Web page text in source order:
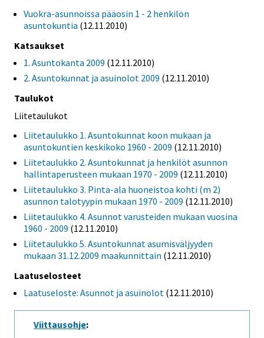
Vuokra-asunnoissa pääosin 1 - 2 henkilön
asuntokuntia (12.11.2010)
Katsaukset
1. Asuntokanta 2009 (12.11.2010)
2. Asuntokunnat ja asuinolot 2009 (12.11.2010)
Taulukot
Liitetaulukot
Liitetaulukko 1. Asuntokunnat koon mukaan ja
asuntokuntien keskikoko 1960 - 2009 (12.11.2010)
Liitetaulukko 2. Asuntokunnat ja henkilöt asunnon
hallintaperusteen mukaan 1970 - 2009 (12.11.2010)
Liitetaulukko 3. Pinta-ala huoneistoa kohti (m 2)
asunnon talotyypin mukaan 1970 - 2009 (12.11.2010)
Liitetaulukko 4. Asunnot varusteiden mukaan vuosina
1960 - 2009 (12.11.2010)
Liitetaulukko 5. Asuntokunnat asumisväljyyden
mukaan 31.12.2009 maakunnittain (12.11.2010)
Laatuselosteet
Laatuseloste: Asunnot ja asuinolot (12.11.2010)
Viittausohje: